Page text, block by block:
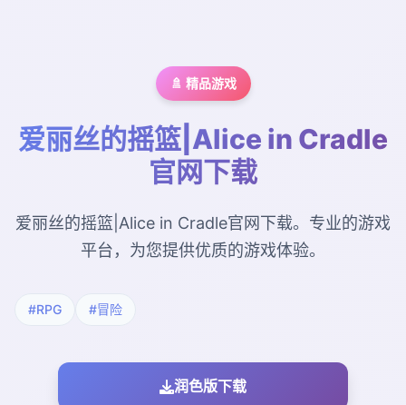
🚿 精品游戏
爱丽丝的摇篮|Alice in Cradle
官网下载
爱丽丝的摇篮|Alice in Cradle官网下载。专业的游戏
平台，为您提供优质的游戏体验。
#RPG #冒险
润色版下载